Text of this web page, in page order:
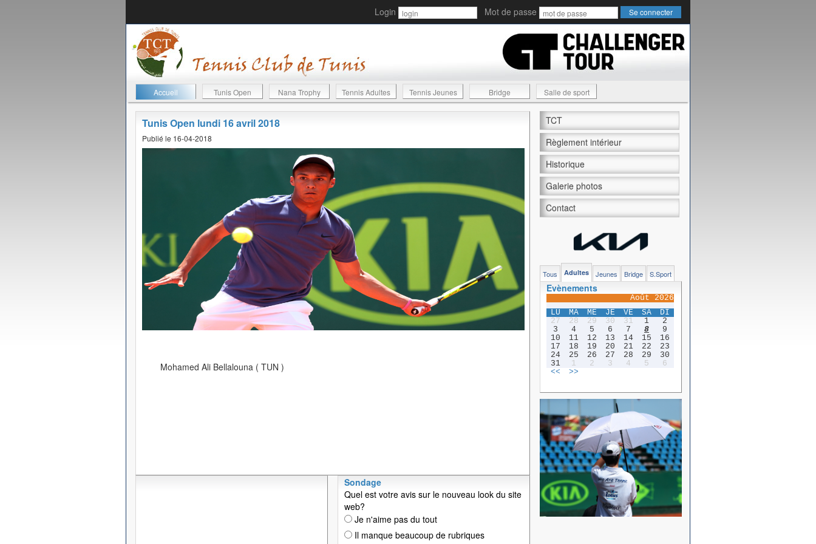
Login Mot de passe
Accueil Tunis Open Nana Trophy Tennis Adultes Tennis Jeunes Bridge Salle de sport
Tunis Open lundi 16 avril 2018
Publié le 16-04-2018
Mohamed Ali Bellalouna ( TUN )
Sondage
Quel est votre avis sur le nouveau look du site
web?
Je n'aime pas du tout
Il manque beaucoup de rubriques
TCT
Règlement intérieur
Historique
Galerie photos
Contact
Tous Adultes Jeunes Bridge S.Sport
Evènements
Août 2026
LU
MA ME JE VE SA
DI
27
28 29 30 31 1
2
3
4 5 6 7 8
9
10
11 12 13 14 15
16
17
18 19 20 21 22
23
24
25 26 27 28 29
30
31
1 2 3 4 5
6
<<
>>